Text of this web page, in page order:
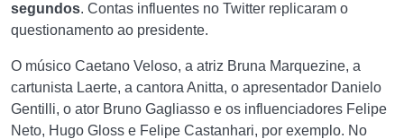
segundos. Contas influentes no Twitter replicaram o
questionamento ao presidente.
O músico Caetano Veloso, a atriz Bruna Marquezine, a
cartunista Laerte, a cantora Anitta, o apresentador Danielo
Gentilli, o ator Bruno Gagliasso e os influenciadores Felipe
Neto, Hugo Gloss e Felipe Castanhari, por exemplo. No